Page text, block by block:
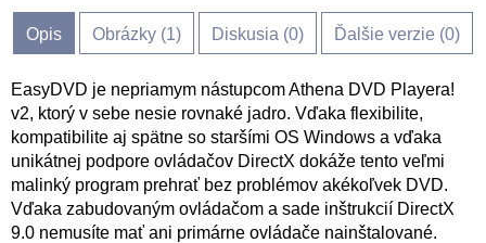
Opis Obrázky (1) Diskusia (0) Ďalšie verzie (0)
EasyDVD je nepriamym nástupcom Athena DVD Playera!
v2, ktorý v sebe nesie rovnaké jadro. Vďaka flexibilite,
kompatibilite aj spätne so staršími OS Windows a vďaka
unikátnej podpore ovládačov DirectX dokáže tento veľmi
malinký program prehrať bez problémov akékoľvek DVD.
Vďaka zabudovaným ovládačom a sade inštrukcií DirectX
9.0 nemusíte mať ani primárne ovládače nainštalované.